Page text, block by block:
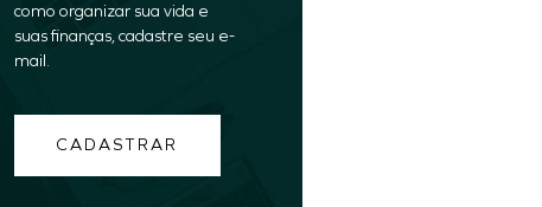
como organizar sua vida e
suas finanças, cadastre seu e-
mail.
CADASTRAR